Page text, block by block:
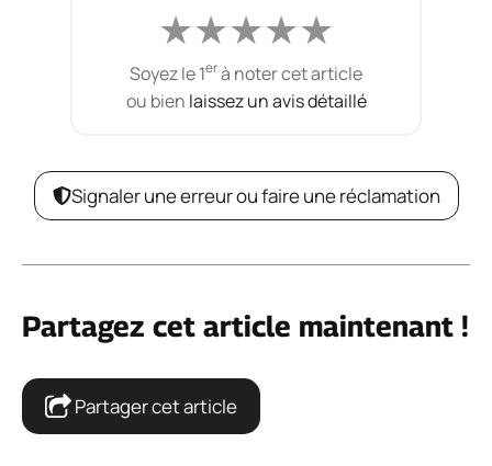
★★★★★
Soyez le 1erà noter cet article
ou bien laissez un avis détaillé
Signaler une erreur ou faire une réclamation
Partagez cet article maintenant !
Partager cet article